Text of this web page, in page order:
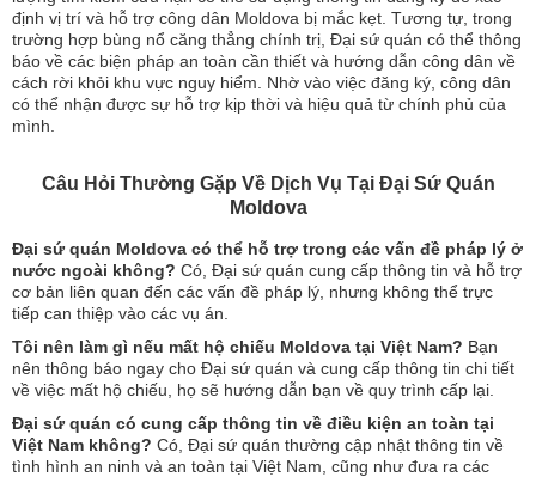
định vị trí và hỗ trợ công dân Moldova bị mắc kẹt. Tương tự, trong
trường hợp bùng nổ căng thẳng chính trị, Đại sứ quán có thể thông
báo về các biện pháp an toàn cần thiết và hướng dẫn công dân về
cách rời khỏi khu vực nguy hiểm. Nhờ vào việc đăng ký, công dân
có thể nhận được sự hỗ trợ kịp thời và hiệu quả từ chính phủ của
mình.
Câu Hỏi Thường Gặp Về Dịch Vụ Tại Đại Sứ Quán
Moldova
Đại sứ quán Moldova có thể hỗ trợ trong các vấn đề pháp lý ở
nước ngoài không? Có, Đại sứ quán cung cấp thông tin và hỗ trợ
cơ bản liên quan đến các vấn đề pháp lý, nhưng không thể trực
tiếp can thiệp vào các vụ án.
Tôi nên làm gì nếu mất hộ chiếu Moldova tại Việt Nam? Bạn
nên thông báo ngay cho Đại sứ quán và cung cấp thông tin chi tiết
về việc mất hộ chiếu, họ sẽ hướng dẫn bạn về quy trình cấp lại.
Đại sứ quán có cung cấp thông tin về điều kiện an toàn tại
Việt Nam không? Có, Đại sứ quán thường cập nhật thông tin về
tình hình an ninh và an toàn tại Việt Nam, cũng như đưa ra các